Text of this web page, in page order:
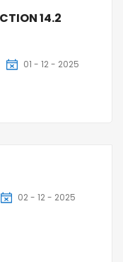
14.2
01 - 12 - 2025
02 - 12 - 2025